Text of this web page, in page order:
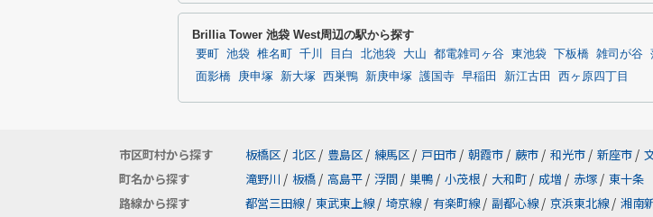
Brillia Tower 池袋 West周辺の駅から探す
要町 池袋 椎名町 千川 目白 北池袋 大山 都電雑司ヶ谷 東池袋 下板橋 雑司が谷
面影橋
庚申塚 新大塚 西巣鴨 新庚申塚 護国寺 早稲田 新江古田 西ヶ原四丁目
市区町村から探す 板橋区 / 北区 / 豊島区 / 練馬区 / 戸田市 / 朝霞市 / 蕨市 / 和光市 / 新座市 /
町名から探す
滝野川 / 板橋 / 高島平 / 浮間 / 巣鴨 / 小茂根 / 大和町 / 成増 / 赤塚 / 東十条
路線から探す
都営三田線 / 東武東上線 / 埼京線 / 有楽町線 / 副都心線 / 京浜東北線 / 湘南